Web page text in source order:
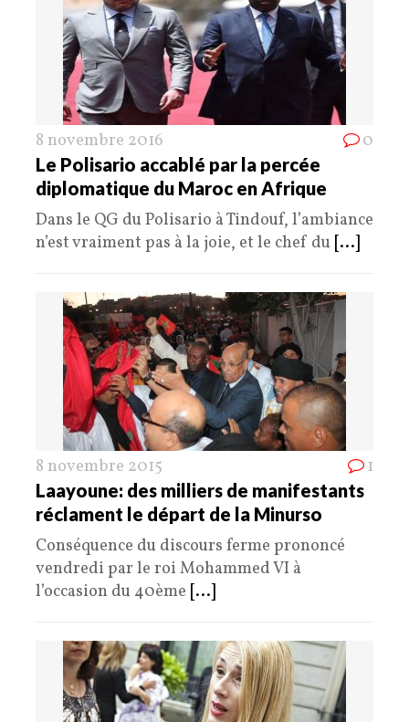
8 novembre 2016 0
Le Polisario accablé par la percée
diplomatique du Maroc en Afrique
Dans le QG du Polisario à Tindouf, l’ambiance
n’est vraiment pas à la joie, et le chef du [...]
8 novembre 2015 1
Laayoune: des milliers de manifestants
réclament le départ de la Minurso
Conséquence du discours ferme prononcé
vendredi par le roi Mohammed VI à
l’occasion du 40ème [...]